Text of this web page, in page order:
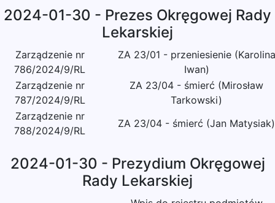
2024-01-30 - Prezes Okręgowej Rady
Lekarskiej
Zarządzenie nr
786/2024/9/RL
ZA 23/01 - przeniesienie (Karolina
Iwan)
Zarządzenie nr
787/2024/9/RL
ZA 23/04 - śmierć (Mirosław
Tarkowski)
Zarządzenie nr
788/2024/9/RL
ZA 23/04 - śmierć (Jan Matysiak)
2024-01-30 - Prezydium Okręgowej
Rady Lekarskiej